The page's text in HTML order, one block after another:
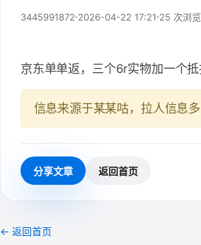
3445991872 2026-04-22 17:21 25 次浏览
京东单单返，三个6r实物加一个
信息来源于某某咕，拉人信息多
分享文章 返回首页
← 返回首页